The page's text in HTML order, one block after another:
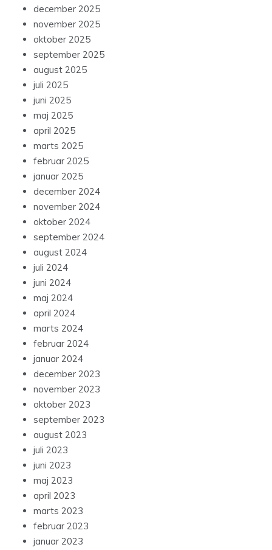
december 2025
november 2025
oktober 2025
september 2025
august 2025
juli 2025
juni 2025
maj 2025
april 2025
marts 2025
februar 2025
januar 2025
december 2024
november 2024
oktober 2024
september 2024
august 2024
juli 2024
juni 2024
maj 2024
april 2024
marts 2024
februar 2024
januar 2024
december 2023
november 2023
oktober 2023
september 2023
august 2023
juli 2023
juni 2023
maj 2023
april 2023
marts 2023
februar 2023
januar 2023